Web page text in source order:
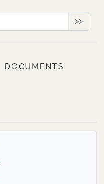
>>
DOCUMENTS